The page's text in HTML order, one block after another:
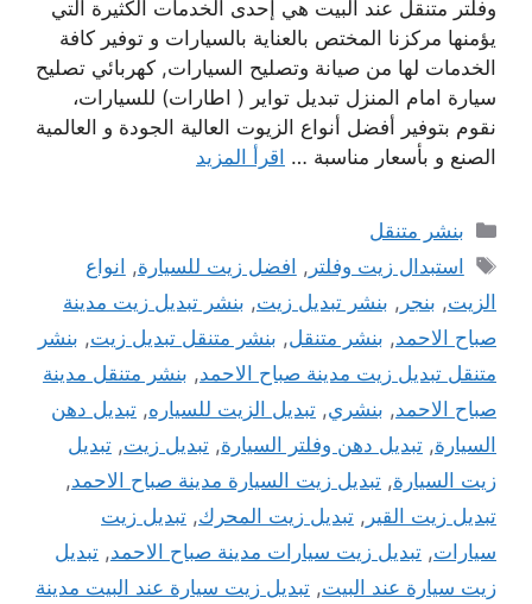
وفلتر متنقل عند البيت هي إحدى الخدمات الكثيرة التي
يؤمنها مركزنا المختص بالعناية بالسيارات و توفير كافة
الخدمات لها من صيانة وتصليح السيارات, كهربائي تصليح
سيارة امام المنزل تبديل تواير ( اطارات) للسيارات،
نقوم بتوفير أفضل أنواع الزيوت العالية الجودة و العالمية
الصنع و بأسعار مناسبة … اقرأ المزيد
التصنيفات
بنشر متنقل
الوسوم
استبدال زيت وفلتر , افضل زيت للسيارة, انواع
الزيت, بنجر , بنشر تبديل زيت, بنشر تبديل زيت مدينة
صباح الاحمد, بنشر متنقل, بنشر متنقل تبديل زيت, بنشر
متنقل تبديل زيت مدينة صباح الاحمد, بنشر متنقل مدينة
صباح الاحمد, بنشري, تبديل الزيت للسياره, تبديل دهن
السيارة, تبديل دهن وفلتر السيارة, تبديل زيت, تبديل
زيت السيارة, تبديل زيت السيارة مدينة صباح الاحمد,
تبديل زيت القير , تبديل زيت المحرك, تبديل زيت
سيارات, تبديل زيت سيارات مدينة صباح الاحمد, تبديل
زيت سيارة عند البيت, تبديل زيت سيارة عند البيت مدينة